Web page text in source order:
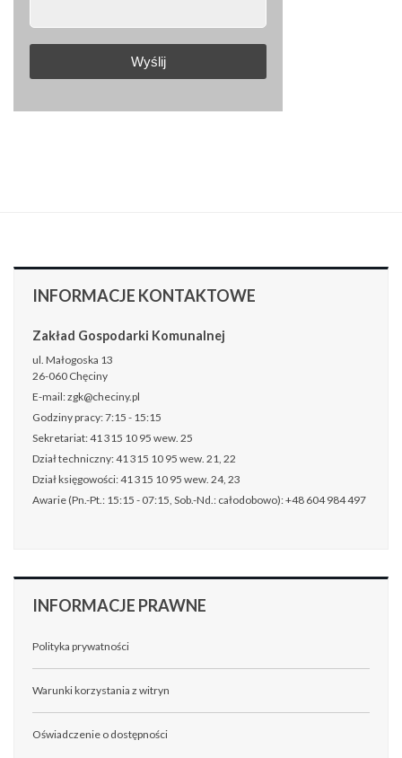
Wyślij
INFORMACJE KONTAKTOWE
Zakład Gospodarki Komunalnej
ul. Małogoska 13
26-060 Chęciny
E-mail: zgk@checiny.pl
Godziny pracy: 7:15 - 15:15
Sekretariat: 41 315 10 95 wew. 25
Dział techniczny: 41 315 10 95 wew. 21, 22
Dział księgowości: 41 315 10 95 wew. 24, 23
Awarie (Pn.-Pt.: 15:15 - 07:15, Sob.-Nd.: całodobowo): +48 604 984 497
INFORMACJE PRAWNE
Polityka prywatności
Warunki korzystania z witryn
Oświadczenie o dostępności